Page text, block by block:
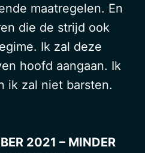
maatregelen. En
die de strijd ook
Ik zal deze
hoofd aangaan. Ik
ik zal niet barsten.
2021 – MINDER